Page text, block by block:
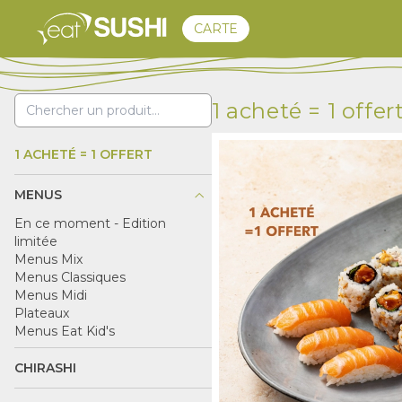
CARTE
1 ACHETÉ = 1 OFFERT
MENUS keyboard_arrow_up
En ce moment - Edition
limitée
Menus Mix
Menus Classiques
Menus Midi
Plateaux
Menus Eat Kid's
CHIRASHI
1 acheté = 1